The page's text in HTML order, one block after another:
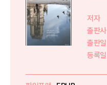
저자
출판사
출판일
등록일